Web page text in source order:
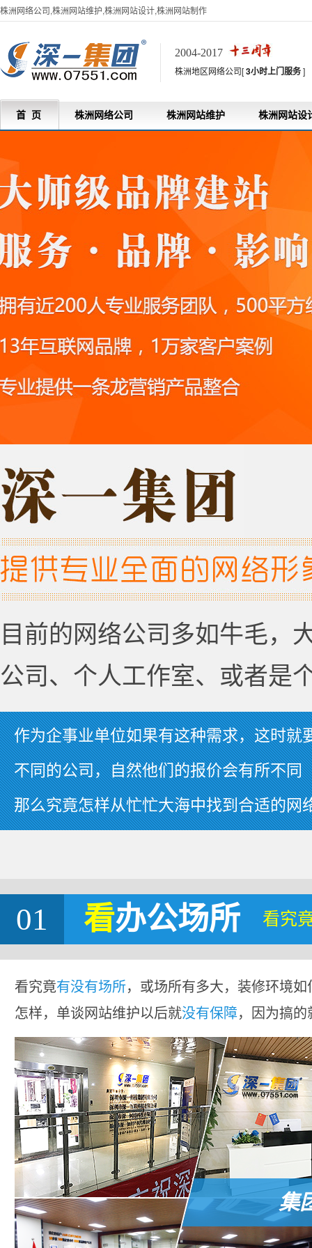
株洲网络公司,株洲网站维护,株洲网站设计,株洲网站制作
2004-2017
株洲地区网络公司[3小时上门服务]
首 页 株洲网络公司 株洲网站维护 株洲网站设
目前的网络公司多如牛毛，
公司、个人工作室、或者是
作为企事业单位如果有这种需求，这时就
不同的公司，自然他们的报价会有所不同
那么究竟怎样从忙忙大海中找到合适的网
01 看办公场所 看究
看究竟有没有场所，或场所有多大，装修环境
怎样，单谈网站维护以后就没有保障，因为搞
集